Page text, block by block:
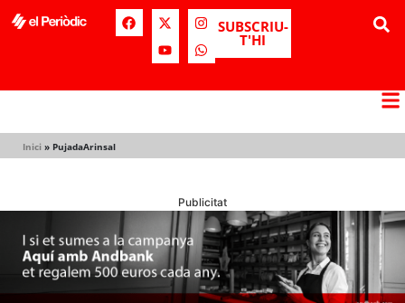
SUBSCRIU-
T'HI
Inici » PujadaArinsal
Publicitat